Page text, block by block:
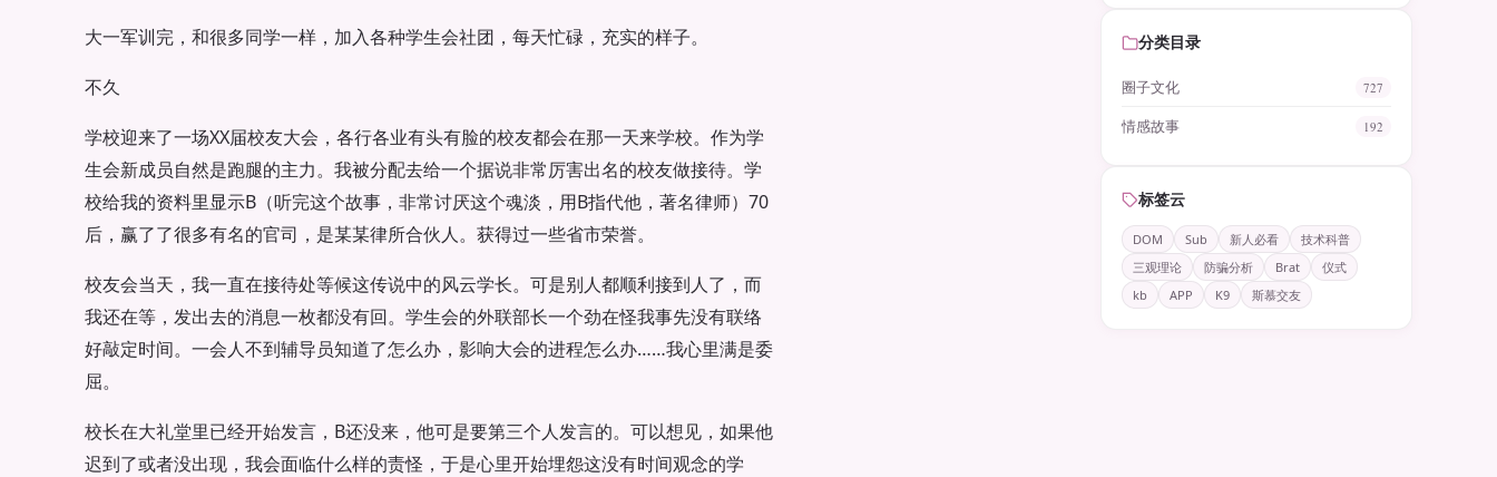
大一军训完，和很多同学一样，加入各种学生会社团，每天忙碌，充实的样子。
不久
学校迎来了一场XX届校友大会，各行各业有头有脸的校友都会在那一天来学校。作为学
生会新成员自然是跑腿的主力。我被分配去给一个据说非常厉害出名的校友做接待。学
校给我的资料里显示B（听完这个故事，非常讨厌这个魂淡，用B指代他，著名律师）70
后，赢了了很多有名的官司，是某某律所合伙人。获得过一些省市荣誉。
校友会当天，我一直在接待处等候这传说中的风云学长。可是别人都顺利接到人了，而
我还在等，发出去的消息一枚都没有回。学生会的外联部长一个劲在怪我事先没有联络
好敲定时间。一会人不到辅导员知道了怎么办，影响大会的进程怎么办……我心里满是委
屈。
校长在大礼堂里已经开始发言，B还没来，他可是要第三个人发言的。可以想见，如果他
迟到了或者没出现，我会面临什么样的责怪，于是心里开始埋怨这没有时间观念的学
分类目录
圈子文化 727
情感故事 192
标签云
DOM Sub 新人必看
技术科普
三观理论
防骗分析 Brat
仪式
kb
APP K9 斯慕交友